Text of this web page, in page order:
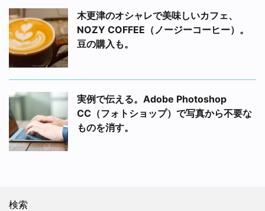
木更津のオシャレで美味しいカフェ、
NOZY COFFEE（ノージーコーヒー）。
豆の購入も。
実例で伝える。Adobe Photoshop
CC（フォトショップ）で写真から不要な
ものを消す。
検索